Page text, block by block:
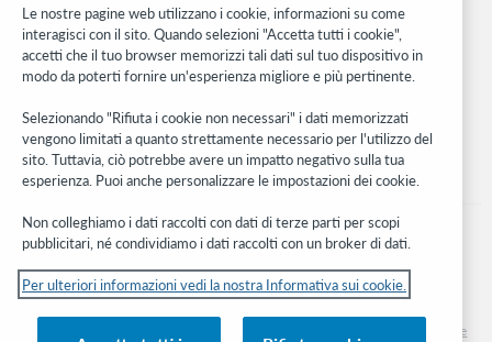
Stay in the know.
Ricevi gli ultimi aggiornamenti di prodotti, ricerche, eventi e molto
altro direttamente nella tua casella di posta.
Subscribe now
© 2026 OCLC
Marchi e/o marchi di servizio nazionali e internazionali di OCLC, Inc. e delle sue
Le nostre pagine web utilizzano i cookie, informazioni su come
interagisci con il sito. Quando selezioni "Accetta tutti i cookie",
accetti che il tuo browser memorizzi tali dati sul tuo dispositivo in
modo da poterti fornire un'esperienza migliore e più pertinente.
Selezionando "Rifiuta i cookie non necessari" i dati memorizzati
vengono limitati a quanto strettamente necessario per l'utilizzo del
sito. Tuttavia, ciò potrebbe avere un impatto negativo sulla tua
esperienza. Puoi anche personalizzare le impostazioni dei cookie.
Non colleghiamo i dati raccolti con dati di terze parti per scopi
pubblicitari, né condividiamo i dati raccolti con un broker di dati.
Per ulteriori informazioni vedi la nostra Informativa sui cookie.